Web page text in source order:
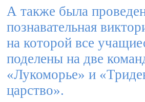
А также была
познавательная
на которой все
поделены на две
«Лукоморье» и
царство».